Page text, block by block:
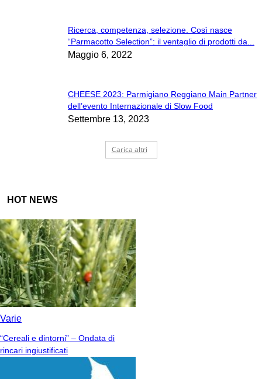
Ricerca, competenza, selezione. Così nasce
“Parmacotto Selection”: il ventaglio di prodotti da...
Maggio 6, 2022
CHEESE 2023: Parmigiano Reggiano Main Partner
dell’evento Internazionale di Slow Food
Settembre 13, 2023
Carica altri
HOT NEWS
Varie
“Cereali e dintorni” – Ondata di
rincari ingiustificati